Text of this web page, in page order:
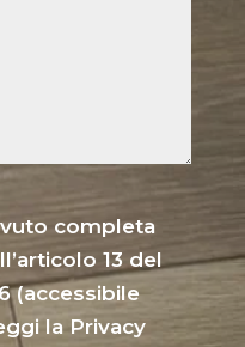
completa
13 del
(accessibile
la Privacy